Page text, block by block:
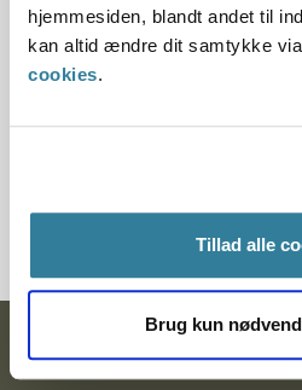
hjemmesiden, blandt andet til
kan altid ændre dit samtykke via
cookies.
Tillad alle
Brug kun
Tilsynets udtalelser
Tilmeld dig
Ankestyrelsen